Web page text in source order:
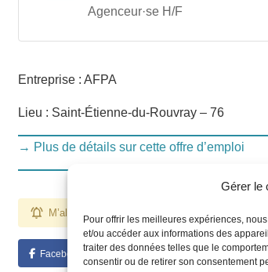
Gérer le
Pour offrir les meilleures expériences,
et/ou accéder aux informations des
traiter des données telles que le
consentir ou de retirer son consentement
Agenceur·se H/F
Entreprise : AFPA
Lieu : Saint-Étienne-du-Rouvray – 76
→ Plus de détails sur cette offre d’emploi
M’alerter pour des emplois comme celui-ci
Facebook Twitter LinkedIn